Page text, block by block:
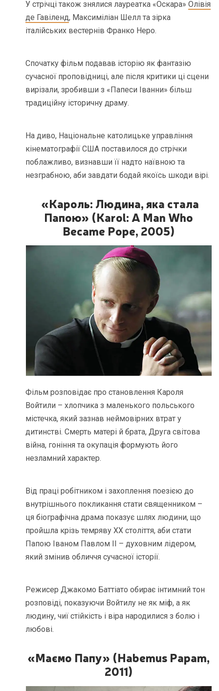
У стрічці також знялися лауреатка «Оскара»Олівія
де Гавіленд, Максиміліан Шелл та зірка
італійських вестернів Франко Неро.
Спочатку фільм подавав історію як фантазію
сучасної проповідниці, але після критики ці сцени
вирізали, зробивши з «Папеси Іванни» більш
традиційну історичну драму.
На диво, Національне католицьке управління
кінематографії США поставилося до стрічки
поблажливо, визнавши її надто наївною та
незграбною, аби завдати бодай якоїсь шкоди вірі.
«Кароль: Людина, яка стала
Папою» (Karol: A Man Who
Became Pope, 2005)
Фільм розповідає про становлення Кароля
Войтили – хлопчика з маленького польського
містечка, який зазнав неймовірних втрат у
дитинстві. Смерть матері й брата, Друга світова
війна, гоніння та окупація формують його
незламний характер.
Від праці робітником і захоплення поезією до
внутрішнього покликання стати священником –
ця біографічна драма показує шлях людини, що
пройшла крізь темряву ХХ століття, аби стати
Папою Іваном Павлом II – духовним лідером,
який змінив обличчя сучасної історії.
Режисер Джакомо Баттіато обирає інтимний тон
розповіді, показуючи Войтилу не як міф, а як
людину, чиї стійкість і віра народилися з болю і
любові.
«Маємо Папу» (Habemus Papam,
2011)